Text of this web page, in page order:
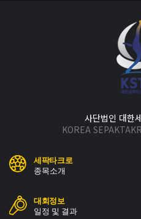
사단법인 대한
KOREA
세팍타크로
종목소개
대회정보
일정 및 결과